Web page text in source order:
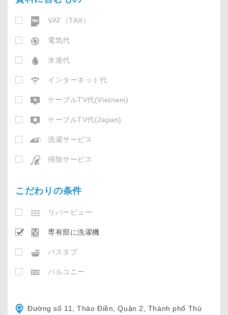
VAT（TAX）
電気代
水道代
インターネット代
ケーブルTV代(Vietnam)
ケーブルTV代(Japan)
洗濯サービス
掃除サービス
こだわりの条件
リバービュー
専有部に洗濯機
バスタブ
バルコニー
Đường số 11, Thảo Điền, Quận 2, Thành phố Thủ